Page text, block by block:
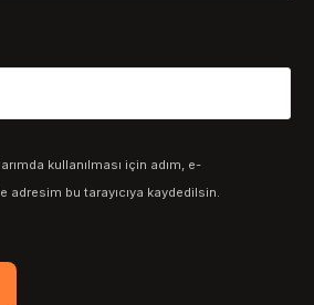
kullanılması için adım, e-
bu tarayıcıya kaydedilsin.